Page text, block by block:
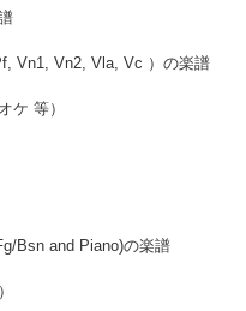
Vn1, Vn2, Vla, Vc ）の楽譜
ケ 等）
Bsn and Piano)の楽譜